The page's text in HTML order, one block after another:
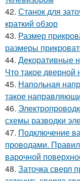
42. Станок для
краткий обзор
43. Размер
размеры
44. Декоративные
Что такое дверной
45. Напольная
такое
46.
схемы разводки
47. Подключение
проводами.
варочной
48. Заточка сверл